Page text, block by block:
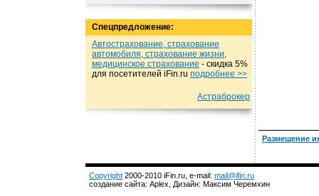
Спецпредложение:
Автострахование, страхование
автомобиля, страхование жизни,
медицинское страхование - cкидка 5%
для посетителей iFin.ru подробнеe >>
Астраброкер
Размещение
Copyright 2000-2010 iFin.ru, e-mail: mail@ifin.ru
создание сайта: Aplex, Дизайн: Максим Черемхин